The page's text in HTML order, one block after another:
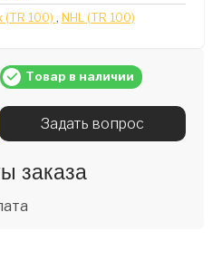
(TR 100) , NHL (TR 100)
Товар в наличии
Задать вопрос
заказа